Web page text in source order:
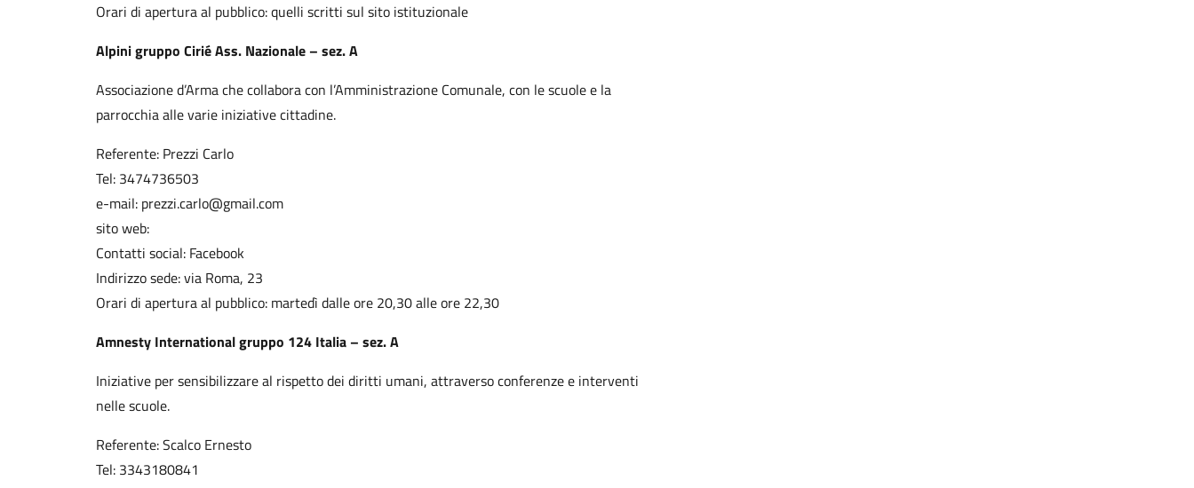
Orari di apertura al pubblico: quelli scritti sul sito istituzionale
Alpini gruppo Cirié Ass. Nazionale – sez. A
Associazione d’Arma che collabora con l’Amministrazione Comunale, con le scuole e la
parrocchia alle varie iniziative cittadine.
Referente: Prezzi Carlo
Tel: 3474736503
e-mail: prezzi.carlo@gmail.com
sito web:
Contatti social: Facebook
Indirizzo sede: via Roma, 23
Orari di apertura al pubblico: martedì dalle ore 20,30 alle ore 22,30
Amnesty International gruppo 124 Italia – sez. A
Iniziative per sensibilizzare al rispetto dei diritti umani, attraverso conferenze e interventi
nelle scuole.
Referente: Scalco Ernesto
Tel: 3343180841